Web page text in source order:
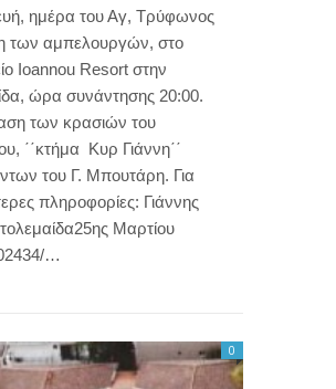
ημέρα του Αγ, Τρύφωνος
των αμπελουργών, στο
Ioannou Resort στην
ώρα συνάντησης 20:00.
των κρασιών του
΄΄κτήμα Κυρ Γιάννη΄΄
του Γ. Μπουτάρη. Για
πληροφορίες: Γιάννης
Μαρτίου
…
0